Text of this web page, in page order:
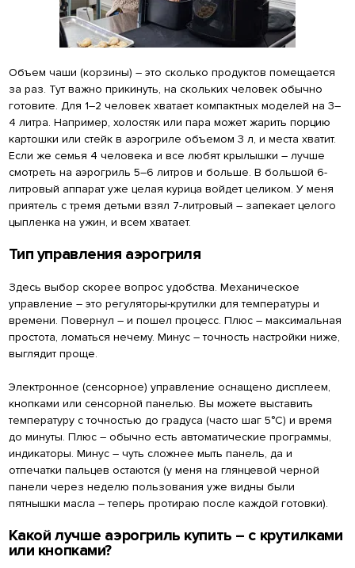
Объем чаши (корзины) – это сколько продуктов помещается
за раз. Тут важно прикинуть, на скольких человек обычно
готовите. Для 1–2 человек хватает компактных моделей на 3–
4 литра. Например, холостяк или пара может жарить порцию
картошки или стейк в аэрогриле объемом 3 л, и места хватит.
Если же семья 4 человека и все любят крылышки – лучше
смотреть на аэрогриль 5–6 литров и больше. В большой 6-
литровый аппарат уже целая курица войдет целиком. У меня
приятель с тремя детьми взял 7-литровый – запекает целого
цыпленка на ужин, и всем хватает.
Тип управления аэрогриля
Здесь выбор скорее вопрос удобства. Механическое
управление – это регуляторы-крутилки для температуры и
времени. Повернул – и пошел процесс. Плюс – максимальная
простота, ломаться нечему. Минус – точность настройки ниже,
выглядит проще.
Электронное (сенсорное) управление оснащено дисплеем,
кнопками или сенсорной панелью. Вы можете выставить
температуру с точностью до градуса (часто шаг 5°C) и время
до минуты. Плюс – обычно есть автоматические программы,
индикаторы. Минус – чуть сложнее мыть панель, да и
отпечатки пальцев остаются (у меня на глянцевой черной
панели через неделю пользования уже видны были
пятнышки масла – теперь протираю после каждой готовки).
Какой лучше аэрогриль купить – с крутилками
или кнопками?